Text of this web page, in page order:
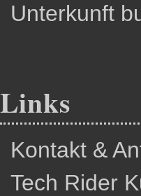
Unterkunft
Links
Kontakt &
Tech Rider